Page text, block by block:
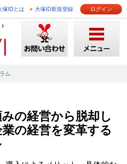
塚IDとは 大塚ID新規登録 ログイン
ム
みの経営から脱却し
の経営を変革する